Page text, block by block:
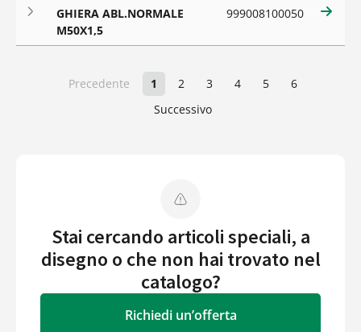
GHIERA ABL.NORMALE
M50X1,5
999008100050
Precedente 1 2 3 4 5
6
Successivo
Stai cercando articoli speciali, a
disegno o che non hai trovato nel
catalogo?
Richiedi un’offerta